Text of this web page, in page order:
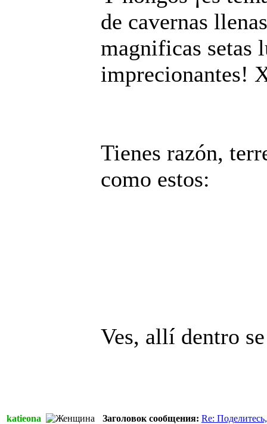
de cavernas
magnificas setas
imprecionantes!
Tienes razón,
como estos:
Ves, allí dentro
katieona Заголовок сообщения: Re: